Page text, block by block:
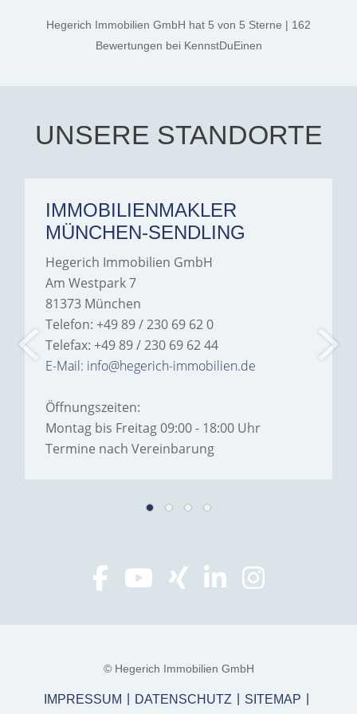
thanks, and a huge part of
the credit goes to Amelie
Jamrowâ€”she was
exceptionally professional,
Hegerich Immobilien to
anyone looking for a home.
Hegerich Immobilien GmbH hat 5 von 5 Sterne | 162
Bewertungen bei KennstDuEinen
UNSERE STANDORTE
IMMOBILIENMAKLER
MÜNCHEN-SENDLING
Hegerich Immobilien GmbH
Am Westpark 7
81373 München
Telefon: +49 89 / 230 69 62 0
Telefax: +49 89 / 230 69 62 44
E-Mail: info@hegerich-immobilien.de
Öffnungszeiten:
Montag bis Freitag 09:00 - 18:00 Uhr
Termine nach Vereinbarung
© Hegerich Immobilien GmbH
IMPRESSUM DATENSCHUTZ SITEMAP